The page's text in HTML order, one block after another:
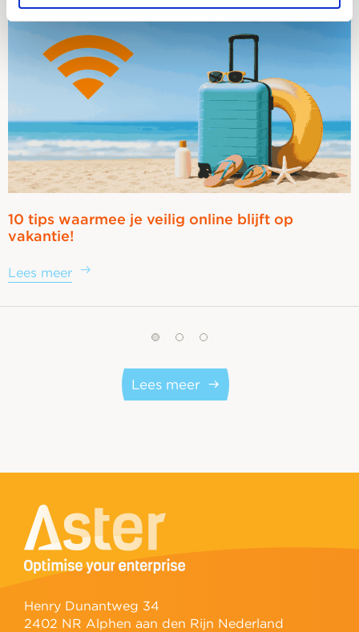
10 tips waarmee je veilig online blijft op
vakantie!
Lees meer
Lees meer
Henry Dunantweg 34
2402 NR Alphen aan den Rijn Nederland